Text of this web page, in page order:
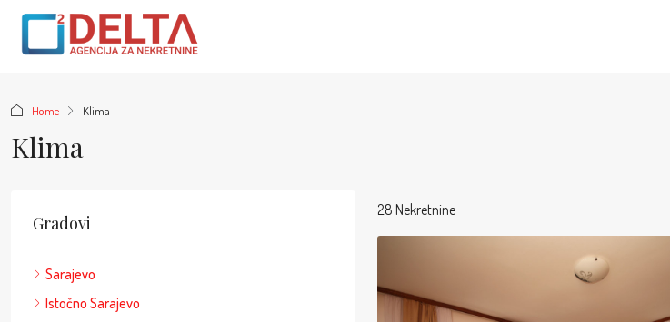
Home Klima
Klima
28 Nekretnine
Gradovi
Sarajevo
Istočno Sarajevo